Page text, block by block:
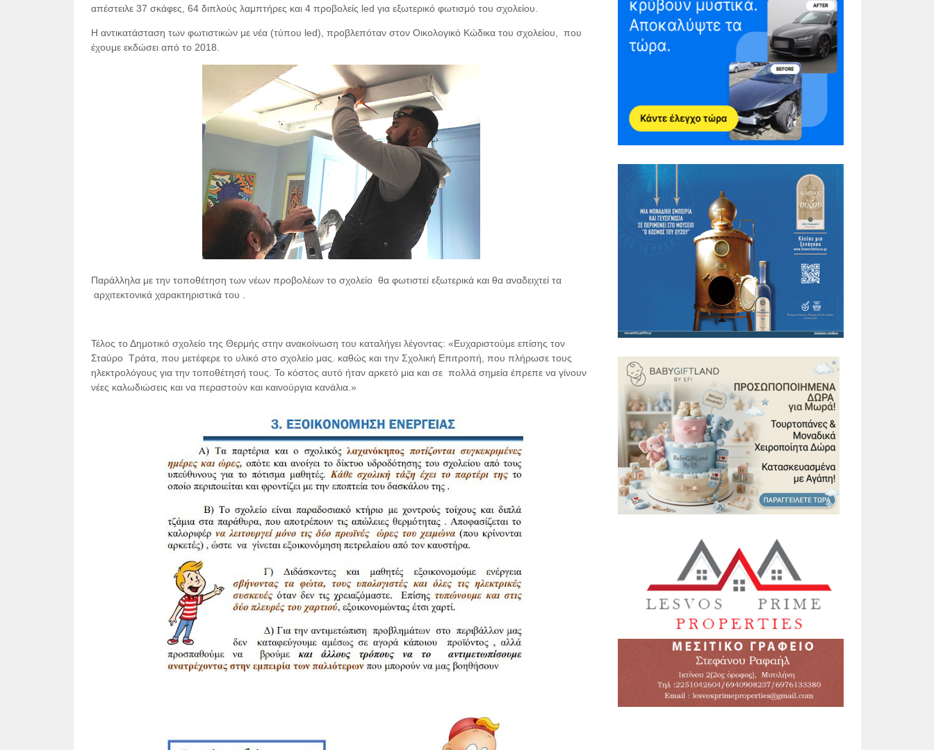
απέστειλε 37 σκάφες, 64 διπλούς λαμπτήρες και 4 προβολείς led για εξωτερικό φωτισμό του σχολείου.
Η αντικατάσταση των φωτιστικών με νέα (τύπου led), προβλεπόταν στον Οικολογικό Κώδικα του σχολείου,
που
έχουμε εκδώσει από το 2018.
Παράλληλα με την τοποθέτηση των νέων προβολέων το σχολείο θα φωτιστεί εξωτερικά και θα αναδειχτεί τα
αρχιτεκτονικά χαρακτηριστικά του .
Τέλος το Δημοτικό σχολείο της Θερμής στην ανακοίνωση του καταλήγει λέγοντας: «Ευχαριστούμε επίσης τον
Σταύρο Τράτα, που μετέφερε το υλικό στο σχολείο μας. καθώς και την Σχολική Επιτροπή, που πλήρωσε τους
ηλεκτρολόγους για την τοποθέτησή τους. Το κόστος αυτό ήταν αρκετό μια και σε πολλά σημεία έπρεπε να γίνουν
νέες καλωδιώσεις και να περαστούν και καινούργια κανάλια.»